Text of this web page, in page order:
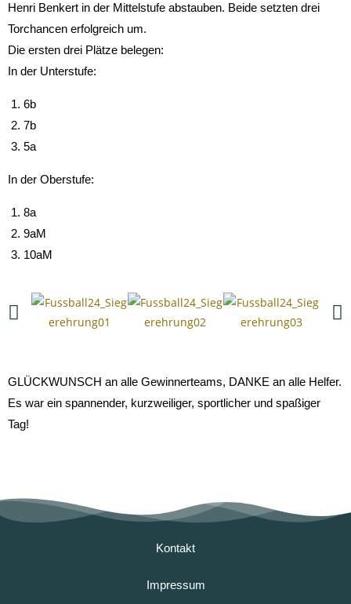
Henri Benkert in der Mittelstufe abstauben. Beide setzten drei
Torchancen erfolgreich um.
Die ersten drei Plätze belegen:
In der Unterstufe:
6b
7b
5a
In der Oberstufe:
8a
9aM
10aM
GLÜCKWUNSCH an alle Gewinnerteams, DANKE an alle Helfer.
Es war ein spannender, kurzweiliger, sportlicher und spaßiger
Tag!
Kontakt
Impressum